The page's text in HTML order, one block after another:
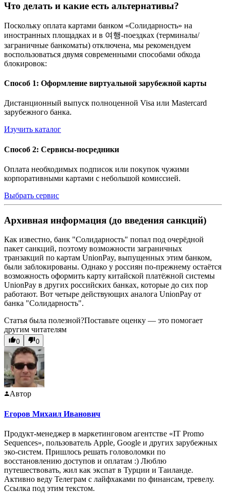
Что делать и какие есть альтернативы?
Поскольку оплата картами банком «Солидарность» на
иностранных площадках и в 여행-поездках (терминалы/
заграничные банкоматы) отключена, мы рекомендуем
воспользоваться двумя современными способами обхода
блокировок:
Способ 1: Оформление виртуальной зарубежной карты
Дистанционный выпуск полноценной Visa или Mastercard
зарубежного банка.
Изучить каталог
Способ 2: Сервисы-посредники
Оплата необходимых подписок или покупок чужими
корпоративными картами с небольшой комиссией.
Выбрать сервис
Архивная информация (до введения санкций)
Как известно, банк "Солидарность" попал под очерёдной
пакет санкций, поэтому возможности заграничных
транзакций по картам UnionPay, выпущенных этим банком,
были заблокированы. Однако у россиян по-прежнему остаётся
возможность оформить карту китайской платёжной системы
UnionPay в других российских банках, которые до сих пор
работают. Вот четыре действующих аналога UnionPay от
банка "Солидарность".
Статья была полезной?Поставьте оценку — это помогает
другим читателям
0 0
Автор
Егоров Михаил Иванович
Продукт-менеджер в маркетинговом агентстве «IT Promo
Sequences», пользователь Apple, Google и других зарубежных
эко-систем. Пришлось решать головоломки по
восстановлению доступов и оплатам :) Люблю
путешествовать, жил как экспат в Турции и Таиланде.
Активно веду Телеграм с лайфхаками по финансам, тревелу.
Ссылка под этим текстом.